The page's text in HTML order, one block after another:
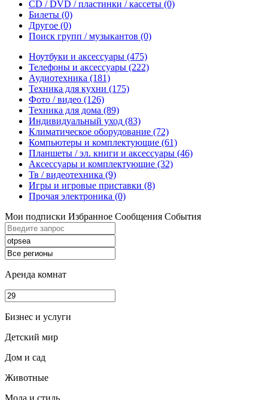
CD / DVD / пластинки / кассеты (0)
Билеты (0)
Другое (0)
Поиск групп / музыкантов (0)
Ноутбуки и аксессуары (475)
Телефоны и аксессуары (222)
Аудиотехника (181)
Техника для кухни (175)
Фото / видео (126)
Техника для дома (89)
Индивидуальный уход (83)
Климатическое оборудование (72)
Компьютеры и комплектующие (61)
Планшеты / эл. книги и аксессуары (46)
Аксессуары и комплектующие (32)
Тв / видеотехника (9)
Игры и игровые приставки (8)
Прочая электроника (0)
Мои подписки Избранное Сообщения События
Аренда комнат
Бизнес и услуги
Детский мир
Дом и сад
Животные
Мода и стиль